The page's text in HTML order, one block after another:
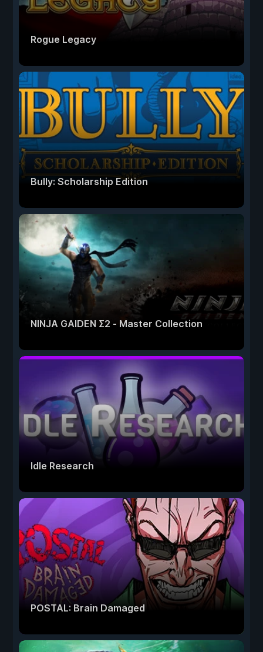
Rogue Legacy
Bully: Scholarship Edition
NINJA GAIDEN Σ2 - Master Collection
Idle Research
POSTAL: Brain Damaged